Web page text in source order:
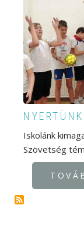
Iskolánk
Szövetség